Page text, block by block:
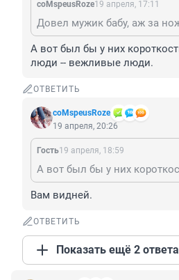
coMspeusRoze19 апреля, 17:11
Довел мужик бабу, аж за
А вот был бы у них
люди -- вежливые люди.
ОТВЕТИТЬ
coMspeusRoze
19 апреля, 20:26
Гость19 апреля, 18:59
Вам видней.
ОТВЕТИТЬ
Показать ещё 2 ответа